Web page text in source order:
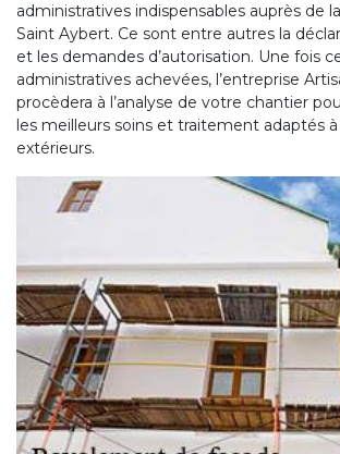
administratives indispensables auprès de
Saint Aybert. Ce sont entre autres la
et les demandes d’autorisation. Une fois
administratives achevées, l’entreprise
procèdera à l’analyse de votre chantier
les meilleurs soins et traitement adaptés
extérieurs.